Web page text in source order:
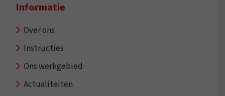
Informatie
Over ons
Instructies
Ons werkgebied
Actualiteiten